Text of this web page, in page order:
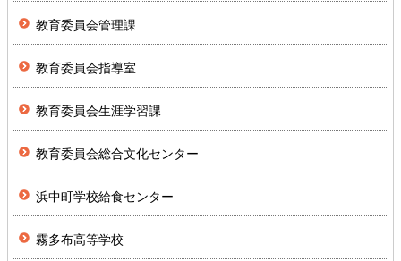
教育委員会管理課
教育委員会指導室
教育委員会生涯学習課
教育委員会総合文化センター
浜中町学校給食センター
霧多布高等学校